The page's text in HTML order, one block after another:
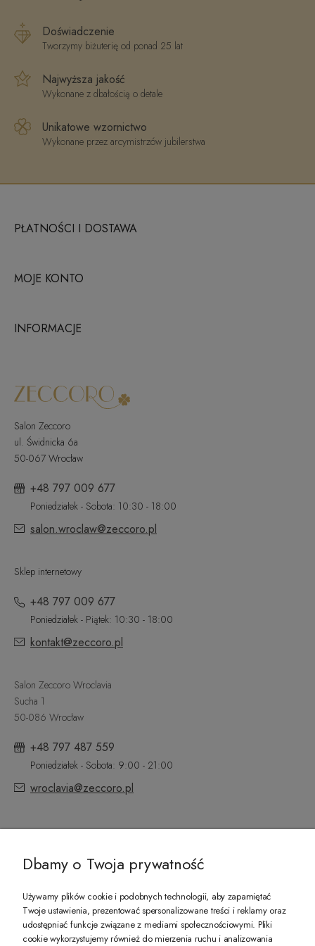
Doświadczenie
Tworzymy biżuterię od ponad 25 lat
Najwyższa jakość
Wykonane z dbałością o detale
Unikatowe wzornictwo
Wykonane przez arcymistrzów jubilerstwa
PŁATNOŚCI I DOSTAWA
MOJE KONTO
INFORMACJE
Salon Zeccoro
ul. Świdnicka 6a
50-067 Wrocław
+48 797 009 677
Poniedziałek - Sobota: 10:30 - 18:00
salon.wroclaw@zeccoro.pl
Sklep internetowy
+48 797 009 677
Poniedziałek - Piątek: 10:30 - 18:00
kontakt@zeccoro.pl
Salon Zeccoro Wroclavia
Sucha 1
50-086 Wrocław
+48 797 487 559
Poniedziałek - Sobota: 9:00 - 21:00
wroclavia@zeccoro.pl
PREZENT DLA CIEBIE!
Dbamy o Twoja prywatność
Używamy plików cookie i podobnych technologii, aby zapamiętać
Twoje ustawienia, prezentować spersonalizowane treści i reklamy oraz
udostępniać funkcje związane z mediami społecznościowymi. Pliki
cookie wykorzystujemy również do mierzenia ruchu i analizowania